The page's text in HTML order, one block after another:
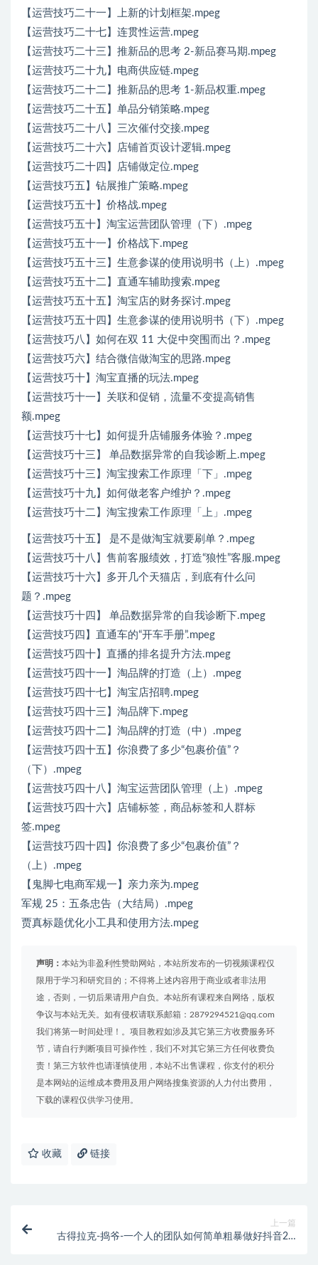
【运营技巧二十一】上新的计划框架.mpeg
【运营技巧二十七】连贯性运营.mpeg
【运营技巧二十三】推新品的思考 2-新品赛马期.mpeg
【运营技巧二十九】电商供应链.mpeg
【运营技巧二十二】推新品的思考 1-新品权重.mpeg
【运营技巧二十五】单品分销策略.mpeg
【运营技巧二十八】三次催付交接.mpeg
【运营技巧二十六】店铺首页设计逻辑.mpeg
【运营技巧二十四】店铺做定位.mpeg
【运营技巧五】钻展推广策略.mpeg
【运营技巧五十】价格战.mpeg
【运营技巧五十】淘宝运营团队管理（下）.mpeg
【运营技巧五十一】价格战下.mpeg
【运营技巧五十三】生意参谋的使用说明书（上）.mpeg
【运营技巧五十二】直通车辅助搜索.mpeg
【运营技巧五十五】淘宝店的财务探讨.mpeg
【运营技巧五十四】生意参谋的使用说明书（下）.mpeg
【运营技巧八】如何在双 11 大促中突围而出？.mpeg
【运营技巧六】结合微信做淘宝的思路.mpeg
【运营技巧十】淘宝直播的玩法.mpeg
【运营技巧十一】关联和促销，流量不变提高销售
额.mpeg
【运营技巧十七】如何提升店铺服务体验？.mpeg
【运营技巧十三】 单品数据异常的自我诊断上.mpeg
【运营技巧十三】淘宝搜索工作原理「下」.mpeg
【运营技巧十九】如何做老客户维护？.mpeg
【运营技巧十二】淘宝搜索工作原理「上」.mpeg
【运营技巧十五】 是不是做淘宝就要刷单？.mpeg
【运营技巧十八】售前客服绩效，打造“狼性”客服.mpeg
【运营技巧十六】多开几个天猫店，到底有什么问
题？.mpeg
【运营技巧十四】 单品数据异常的自我诊断下.mpeg
【运营技巧四】直通车的“开车手册”.mpeg
【运营技巧四十】直播的排名提升方法.mpeg
【运营技巧四十一】淘品牌的打造（上）.mpeg
【运营技巧四十七】淘宝店招聘.mpeg
【运营技巧四十三】淘品牌下.mpeg
【运营技巧四十二】淘品牌的打造（中）.mpeg
【运营技巧四十五】你浪费了多少“包裹价值”？
（下）.mpeg
【运营技巧四十八】淘宝运营团队管理（上）.mpeg
【运营技巧四十六】店铺标签，商品标签和人群标
签.mpeg
【运营技巧四十四】你浪费了多少“包裹价值”？
（上）.mpeg
【鬼脚七电商军规一】亲力亲为.mpeg
军规 25：五条忠告（大结局）.mpeg
贾真标题优化小工具和使用方法.mpeg
声明： 本站为非盈利性赞助网站，本站所发布的一切视频课程仅
限用于学习和研究目的；不得将上述内容用于商业或者非法用
途，否则，一切后果请用户自负。本站所有课程来自网络，版权
争议与本站无关。如有侵权请联系邮箱：2879294521@qq.com
我们将第一时间处理！。项目教程如涉及其它第三方收费服务环
节，请自行判断项目可操作性，我们不对其它第三方任何收费负
责！第三方软件也请谨慎使用，本站不出售课程，你支付的积分
是本网站的运维成本费用及用户网络搜集资源的人力付出费用，
下载的课程仅供学习使用。
收藏 链接
上一篇
古得拉克-捣爷-一个人的团队如何简单粗暴做好抖音2.0